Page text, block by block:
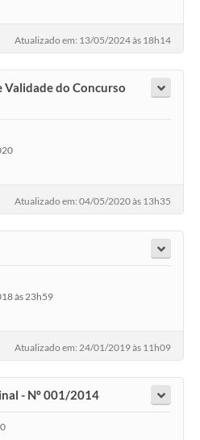
Atualizado em: 13/05/2024 às 18h14
Validade do Concurso
Atualizado em: 04/05/2020 às 13h35
às 23h59
Atualizado em: 24/01/2019 às 11h09
- Nº 001/2014